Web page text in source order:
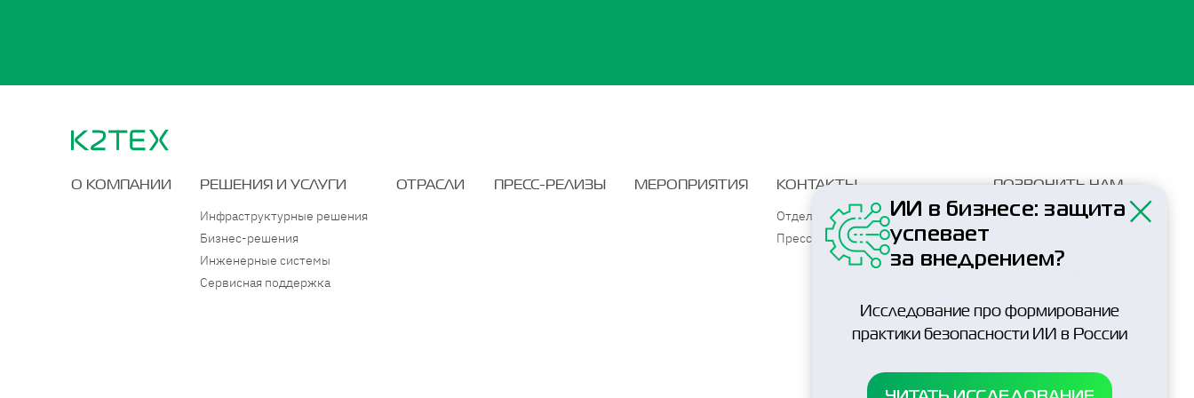
ИИ в бизнесе: защита
успевает
за внедрением?
Исследование про формирование
практики безопасности ИИ в России
О КОМПАНИИ РЕШЕНИЯ И УСЛУГИ
Инфраструктурные решения
Бизнес-решения
Инженерные системы
Сервисная поддержка
ОТРАСЛИ ПРЕСС-РЕЛИЗЫ МЕРОПРИЯТИЯ КОНТАКТЫ
Отдел продаж
Пресс-служба
ПОЗВОНИТЬ НАМ
+7 (495) 797-85-84
ПРЕСС-СЛУЖБА
PR@k2.tech
ПОДПИСЫВАЙТЕСЬ НА НАШИ СОЦСЕТИ